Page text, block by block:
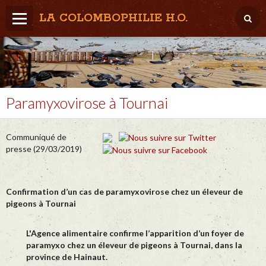
LA COLOMBOPHILIE H.O.
Home
Météo / Het weer
Lâcher / Los
Result. clubs, Provincial, (Inter)National
RFCB / KBDB
Paramyxovirose à Tournai
Communiqué de
presse (29/03/2019)
Confirmation d’un cas de paramyxovirose chez un éleveur de
pigeons à Tournai
L'Agence alimentaire confirme l’apparition d’un foyer de
paramyxo chez un éleveur de pigeons à Tournai, dans la
province de Hainaut.